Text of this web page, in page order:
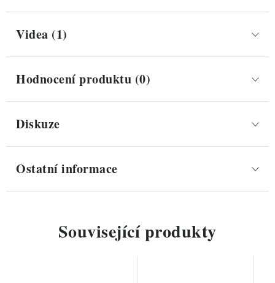
Videa (1)
Hodnocení produktu (0)
Diskuze
Ostatní informace
Související produkty